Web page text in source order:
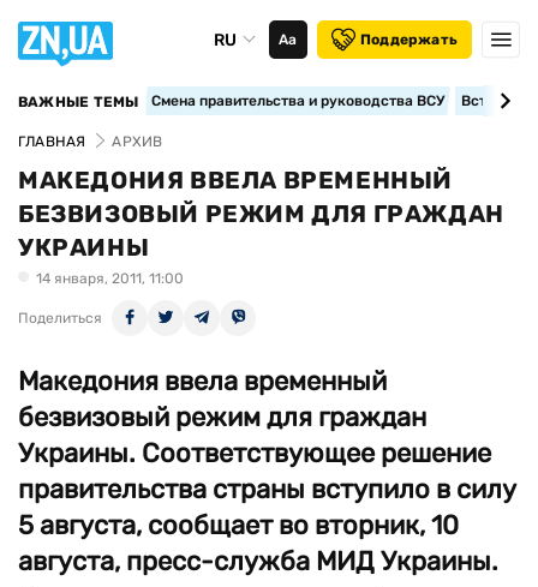
RU Аа Поддержать
ВАЖНЫЕ ТЕМЫ Смена правительства и руководства ВСУ
ГЛАВНАЯ АРХИВ
МАКЕДОНИЯ ВВЕЛА ВРЕМЕННЫЙ
БЕЗВИЗОВЫЙ РЕЖИМ ДЛЯ ГРАЖДАН
УКРАИНЫ
14 января, 2011, 11:00
Поделиться
Македония ввела временный
безвизовый режим для граждан
Украины. Соответствующее решение
правительства страны вступило в силу
5 августа, сообщает во вторник, 10
августа, пресс-служба МИД Украины.